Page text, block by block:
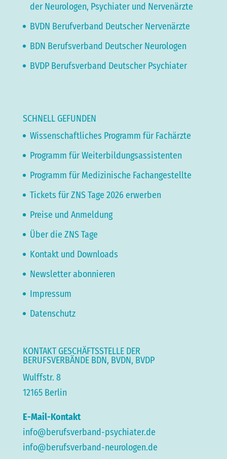
der Neurologen, Psychiater und Nervenärzte
BVDN Berufverband Deutscher Nervenärzte
BDN Berufsverband Deutscher Neurologen
BVDP Berufsverband Deutscher Psychiater
SCHNELL GEFUNDEN
Wissenschaftliches Programm für Fachärzte
Programm für Weiterbildungsassistenten
Programm für Medizinische Fachangestellte
Tickets für ZNS Tage 2026 erwerben
Preise und Anmeldung
Über die ZNS Tage
Kontakt und Downloads
Newsletter abonnieren
Impressum
Datenschutz
KONTAKT GESCHÄFTSSTELLE DER
BERUFSVERBÄNDE BDN, BVDN, BVDP
Wulffstr. 8
12165 Berlin
E-Mail-Kontakt
info@berufsverband-psychiater.de
info@berufsverband-neurologen.de